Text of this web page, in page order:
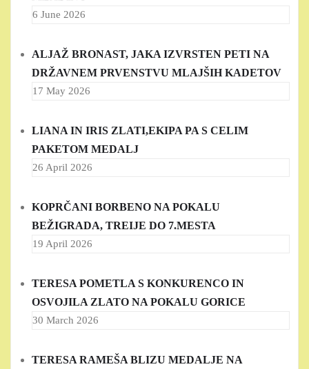
6 June 2026
ALJAŽ BRONAST, JAKA IZVRSTEN PETI NA
DRŽAVNEM PRVENSTVU MLAJŠIH KADETOV
17 May 2026
LIANA IN IRIS ZLATI,EKIPA PA S CELIM
PAKETOM MEDALJ
26 April 2026
KOPRČANI BORBENO NA POKALU
BEŽIGRADA, TREIJE DO 7.MESTA
19 April 2026
TERESA POMETLA S KONKURENCO IN
OSVOJILA ZLATO NA POKALU GORICE
30 March 2026
TERESA RAMEŠA BLIZU MEDALJE NA